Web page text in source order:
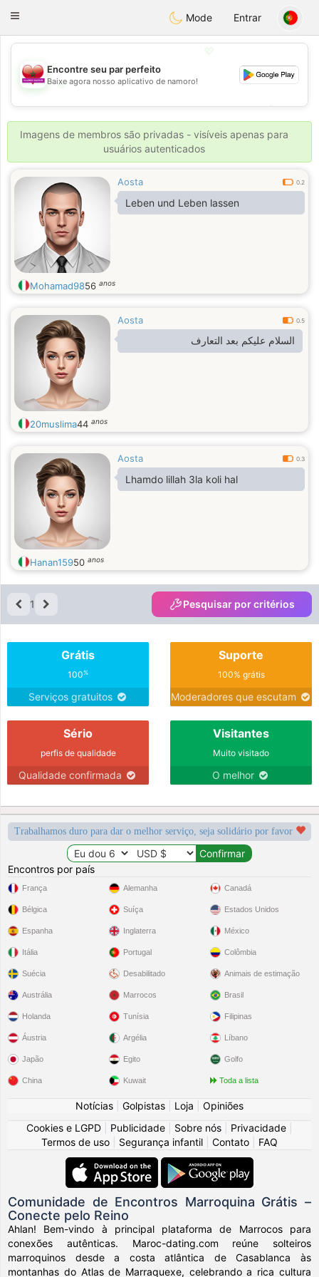
Maroc Dating
Toggle
Mode Entrar
💖
💕
💕
Encontre seu par perfeito
Baixe agora nosso aplicativo de namoro!
Imagens de membros são privadas - visíveis apenas para
usuários autenticados
Aosta 0.2
Leben und Leben lassen
Mohamad9856 anos
Aosta 0.5
السلام عليكم بعد التعارف
20muslima44 anos
Aosta 0.3
Lhamdo lillah 3la koli hal
Hanan15950 anos
1 Pesquisar por critérios
Grátis
100%
Serviços gratuitos
Suporte
100% grátis
Moderadores que escutam
Sério
perfis de qualidade
Qualidade confirmada
Visitantes
Muito visitado
O melhor
Trabalhamos duro para dar o melhor serviço, seja solidário por favor
Encontros por país
França
Bélgica
Espanha
Itália
Suécia
Alemanha
Suíça
Inglaterra
Portugal
Desabilitado
Canadá
Estados Unidos
México
Colômbia
Animais de estimação
Austrália
Holanda
Áustria
Japão
China
Marrocos
Tunísia
Argélia
Egito
Kuwait
Brasil
Filipinas
Líbano
Golfo
Toda a lista
Notícias Golpistas Loja
Opiniões
Cookies e LGPD
Publicidade Sobre nós Privacidade
Termos de uso
Segurança infantil Contato FAQ
Comunidade de Encontros Marroquina Grátis –
Conecte pelo Reino
Ahlan! Bem-vindo à principal plataforma de Marrocos para
conexões autênticas. Maroc-dating.com reúne solteiros
marroquinos desde a costa atlântica de Casablanca às
montanhas do Atlas de Marraquexe, celebrando a rica cultura